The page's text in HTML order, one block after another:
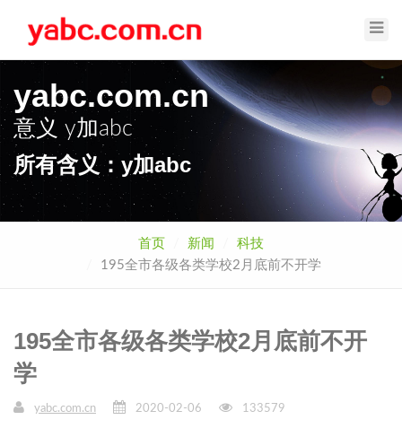
yabc.com.cn
意义y加abc
所有含义：y加abc
首页 新闻
科技
195全市各级各类学校2月底前不开学
195全市各级各类学校2月底前不开
学
yabc.com.cn 2020-02-06 133579